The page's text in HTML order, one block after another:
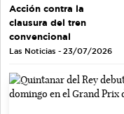
Acción contra la
clausura del tren
convencional
Las Noticias - 23/07/2026